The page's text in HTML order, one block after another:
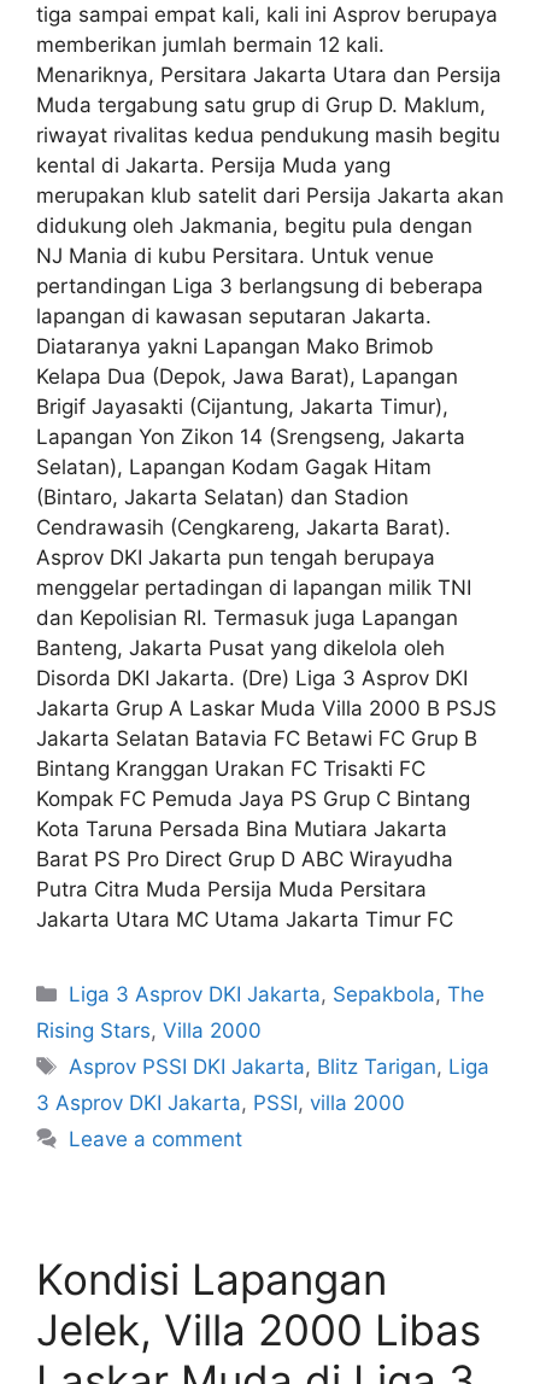
tiga sampai empat kali, kali ini Asprov berupaya
memberikan jumlah bermain 12 kali.
Menariknya, Persitara Jakarta Utara dan Persija
Muda tergabung satu grup di Grup D. Maklum,
riwayat rivalitas kedua pendukung masih begitu
kental di Jakarta. Persija Muda yang
merupakan klub satelit dari Persija Jakarta akan
didukung oleh Jakmania, begitu pula dengan
NJ Mania di kubu Persitara. Untuk venue
pertandingan Liga 3 berlangsung di beberapa
lapangan di kawasan seputaran Jakarta.
Diataranya yakni Lapangan Mako Brimob
Kelapa Dua (Depok, Jawa Barat), Lapangan
Brigif Jayasakti (Cijantung, Jakarta Timur),
Lapangan Yon Zikon 14 (Srengseng, Jakarta
Selatan), Lapangan Kodam Gagak Hitam
(Bintaro, Jakarta Selatan) dan Stadion
Cendrawasih (Cengkareng, Jakarta Barat).
Asprov DKI Jakarta pun tengah berupaya
menggelar pertadingan di lapangan milik TNI
dan Kepolisian RI. Termasuk juga Lapangan
Banteng, Jakarta Pusat yang dikelola oleh
Disorda DKI Jakarta. (Dre) Liga 3 Asprov DKI
Jakarta Grup A Laskar Muda Villa 2000 B PSJS
Jakarta Selatan Batavia FC Betawi FC Grup B
Bintang Kranggan Urakan FC Trisakti FC
Kompak FC Pemuda Jaya PS Grup C Bintang
Kota Taruna Persada Bina Mutiara Jakarta
Barat PS Pro Direct Grup D ABC Wirayudha
Putra Citra Muda Persija Muda Persitara
Jakarta Utara MC Utama Jakarta Timur FC
Liga 3 Asprov DKI Jakarta, Sepakbola,The
Rising Stars, Villa 2000
Asprov PSSI DKI Jakarta, Blitz Tarigan, Liga
3 Asprov DKI Jakarta, PSSI, villa 2000
Leave a comment
Kondisi Lapangan
Jelek, Villa 2000 Libas